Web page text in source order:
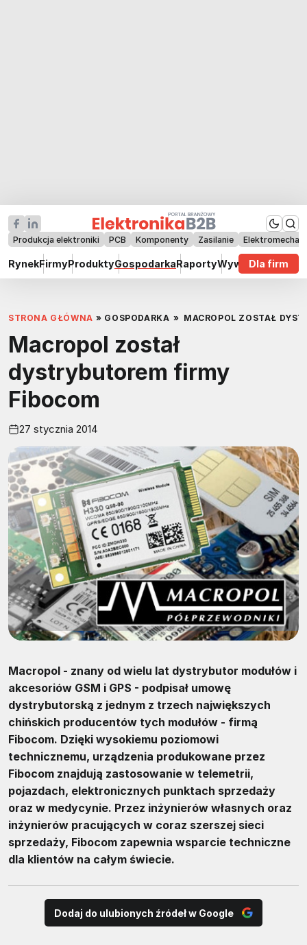
Produkcja elektroniki PCB Komponenty Zasilanie
RynekFirmyProduktyGospodarkaRaportyWywiadyDla firm
STRONA GŁÓWNA » GOSPODARKA » MACROPOL ZOSTAŁ
Macropol został
dystrybutorem firmy
Fibocom
27 stycznia 2014
Macropol - znany od wielu lat dystrybutor modułów i
akcesoriów GSM i GPS - podpisał umowę
dystrybutorską z jednym z trzech największych
chińskich producentów tych modułów - firmą
Fibocom. Dzięki wysokiemu poziomowi
technicznemu, urządzenia produkowane przez
Fibocom znajdują zastosowanie w telemetrii,
pojazdach, elektronicznych punktach sprzedaży
oraz w medycynie. Przez inżynierów własnych oraz
inżynierów pracujących w coraz szerszej sieci
sprzedaży, Fibocom zapewnia wsparcie techniczne
dla klientów na całym świecie.
Dodaj do ulubionych źródeł w Google